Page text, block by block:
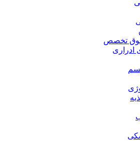
تخصص
ادراری